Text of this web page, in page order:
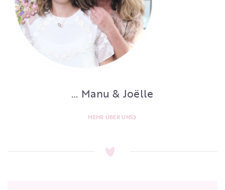
… Manu & Joëlle
MEHR ÜBER UNS